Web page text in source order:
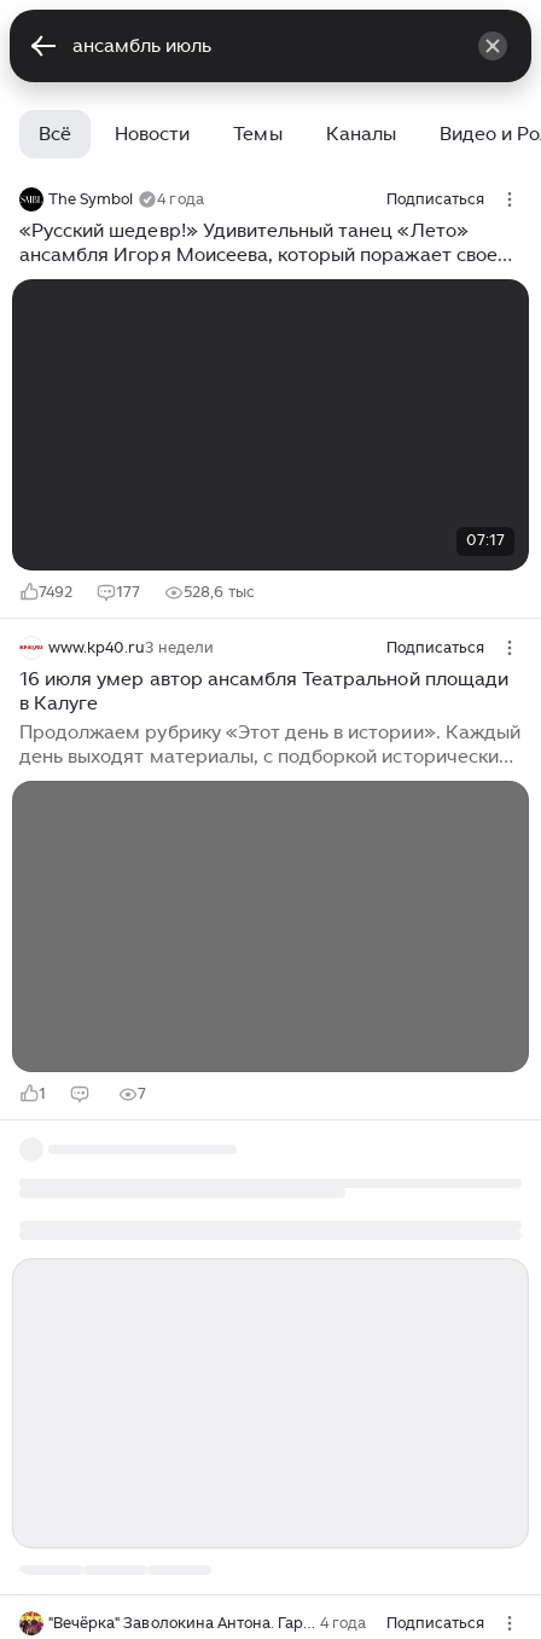
Всё Новости Темы Каналы Видео и
The Symbol 4 года Подписаться
«Русский шедевр!» Удивительный танец «Лето»
ансамбля Игоря Моисеева, который поражает своей
сложной хореографией!
07:17
7492 177 528,6 тыс
www.kp40.ru3 недели Подписаться
16 июля умер автор ансамбля Театральной площади
в Калуге
Продолжаем рубрику «Этот день в истории». Каждый
день выходят материалы, с подборкой исторических
событий в Калуге и Калужской области на конкретную
1 7
"Вечёрка" Заволокина Антона. Гармонь. Песни. Концерты! 4 года Подписаться